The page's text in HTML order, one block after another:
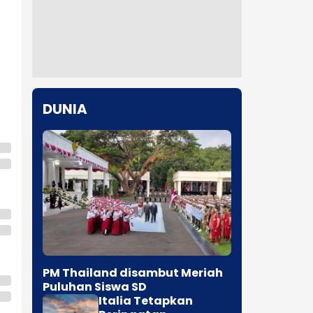
DUNIA
PM Thailand disambut Meriah
Puluhan Siswa SD
Italia Tetapkan